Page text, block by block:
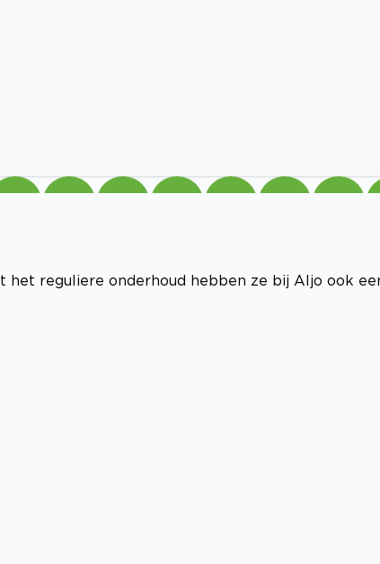
het reguliere onderhoud hebben ze bij Aljo ook